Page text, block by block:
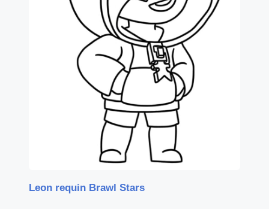
Leon requin Brawl Stars